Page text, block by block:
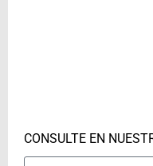
CONSULTE EN